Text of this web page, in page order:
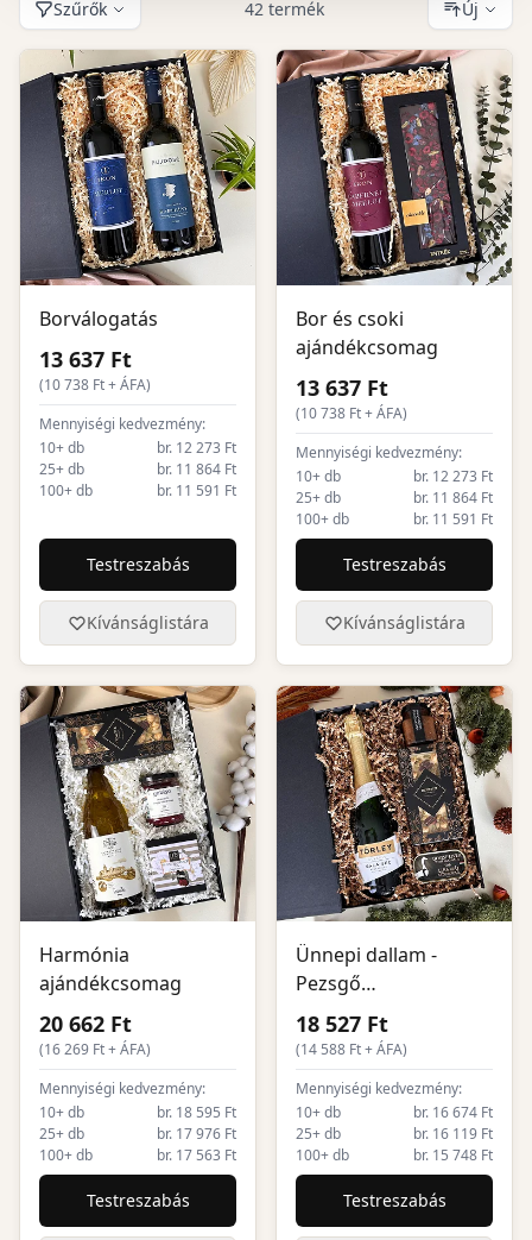
Szűrők 42 termék Új
Borválogatás
13 637 Ft
(10 738 Ft + ÁFA)
Mennyiségi kedvezmény:
10+ db
br. 12 273 Ft
25+ db
br. 11 864 Ft
100+ db
br. 11 591 Ft
Testreszabás
Kívánságlistára
Bor és csoki
ajándékcsomag
13 637 Ft
(10 738 Ft + ÁFA)
Mennyiségi kedvezmény:
10+ db
br. 12 273 Ft
25+ db
br. 11 864 Ft
100+ db
br. 11 591 Ft
Testreszabás
Kívánságlistára
Harmónia
ajándékcsomag
20 662 Ft
(16 269 Ft + ÁFA)
Mennyiségi kedvezmény:
10+ db
br. 18 595 Ft
25+ db
br. 17 976 Ft
100+ db
br. 17 563 Ft
Testreszabás
Ünnepi dallam -
Pezsgő
ajándékcsomag
18 527 Ft
(14 588 Ft + ÁFA)
Mennyiségi kedvezmény:
10+ db
br. 16 674 Ft
25+ db
br. 16 119 Ft
100+ db
br. 15 748 Ft
Testreszabás